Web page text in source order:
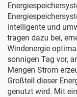
intelligente und
tragen dazu bei,
Windenergie
sonnigen Tag vor,
Mengen Strom
Großteil dieser
genutzt wird. Mit